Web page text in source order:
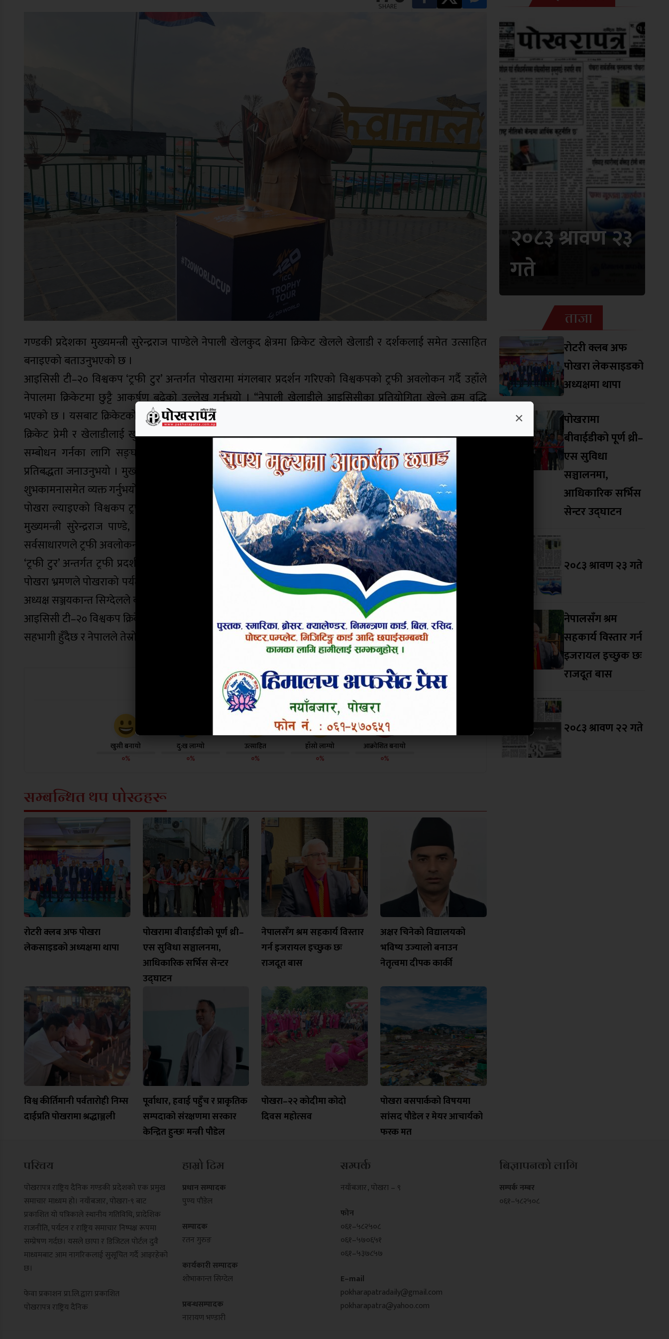
SHARE
गण्डकी प्रदेशका मुख्यमन्त्री सुरेन्द्रराज पाण्डेले नेपाली खेलकुद क्षेत्रमा क्रिकेट खेलले खेलाडी र दर्शकलाई समेत उत्साहित
बनाइएको बताउनुभएको छ ।
आइसिसी टी–२० विश्वकप ‘ट्रफी टुर’ अन्तर्गत पोखरामा मंगलबार प्रदर्शन गरिएको विश्वकपको ट्रफी अवलोकन गर्दै उहाँले
नेपालमा क्रिकेटमा छुट्टै आकर्षण बढेको उल्लेख गर्नुभयो । “नेपाली खेलाडीले आइसिसीका प्रतियोगिता खेल्ने क्रम वृद्धि
भएको छ । यसबाट क्रिकेटको छुट्टै क्रेज बढेको छ, यसबाट सबैलाई उत्साहित बनाएको छ । नेपालमा विश्वकप ट्रफी ल्याउनु
क्रिकेट प्रेमी र खेलाडीलाई खुसीको कुरा हो,” मुख्यमन्त्री पाण्डेले भन्नुभयो । युवाहरूको क्रिकेट खेलप्रतिको आकर्षणलाई
सम्बोधन गर्नका लागि सङ्घ सरकार प्रदेश सरकार मिलेर आधारभूत खेल पूर्वाधार विकासमा ध्यान दिनेसमेत उहाँले
प्रतिबद्धता जनाउनुभयो । मुख्यमन्त्री पाण्डेले आसन्न विश्वकपमा उत्कृष्ट प्रदर्शनका लागि नेपाली क्रिकेट टिमलाई सफलताको
शुभकामनासमेत व्यक्त गर्नुभयो ।
पोखरा ल्याइएको विश्वकप ट्रफी पोखरा रङ्गशालामासमेत प्रदर्शनका लागि राखिएको थियो । कार्यक्रममा गण्डकी प्रदेशका
मुख्यमन्त्री सुरेन्द्रराज पाण्डे, सामाजिक विकास युवा तथा खेलकुदमन्त्री विन्दुकुमार थापा, खेलकुदकर्मी, खेलाडी तथा
सर्वसाधारणले ट्रफी अवलोकन गर्नुभयो ।
‘ट्रफी टुर’ अन्तर्गत ट्रफी प्रदर्शन तथा दृश्यात्मक तस्बिर खिच्ने कार्यक्रम गरिएको थियो । आइसिसी टी–२० विश्वकप ट्रफीको
पोखरा भ्रमणले पोखराको पर्यटन प्रवद्र्धनसँगै क्रिकेटप्रतिको आकर्षण अझ बढ्ने विश्वास गरिएको प्रादेशिक क्रिकेट सङ्घका
अध्यक्ष सञ्जयकान्त सिग्देलले बताउनुभयो ।
आइसिसी टी–२० विश्वकप क्रिकेट आगामी फेब्रुअरी ७ देखि मार्च ८ सम्म भारत र श्रीलङ्कामा हुँदैछ । उक्त विश्वकपमा नेपाल पनि
सहभागी हुँदैछ र नेपालले तेस्रो पटक टी–२० विश्वकप खेल्दैछ । विश्वकप क्रिकेटको ट्रफी सोमबार नेपाल ल्याइएको हो ।
यो खबर पढेर तपाईलाई कस्तो लाग्यो ?
खुसी बनायो
०%
दु:ख लाग्यो
०%
उत्साहित
०%
हाँसो लाग्यो
०%
आक्रोशित बनायो
०%
सम्बन्धित थप पोस्टहरू
रोटरी क्लब अफ पोखरा
लेकसाइडको अध्यक्षमा थापा
पोखरामा बीवाईडीको पूर्ण थ्री–
एस सुविधा सञ्चालनमा,
आधिकारिक सर्भिस सेन्टर
उद्घाटन
नेपालसँग श्रम सहकार्य विस्तार
गर्न इजरायल इच्छुक छः
राजदूत बास
अक्षर चिनेको विद्यालयको
भविष्य उज्यालो बनाउन
नेतृत्वमा दीपक कार्की
विश्व कीर्तिमानी पर्वतारोही निम्स
दाईप्रति पोखरामा श्रद्धाञ्जली
पूर्वाधार, हवाई पहुँच र प्राकृतिक
सम्पदाको संरक्षणमा सरकार
केन्द्रित हुन्छः मन्त्री पौडेल
पोखरा–२२ कोदीमा कोदो
दिवस महोत्सव
पोखरा बसपार्कको विषयमा
सांसद पौडेल र मेयर आचार्यको
फरक मत
२०८३ श्रावण २३
गते
ताजा
रोटरी क्लब अफ
पोखरा लेकसाइडको
अध्यक्षमा थापा
पोखरामा
बीवाईडीको पूर्ण थ्री–
एस सुविधा
सञ्चालनमा,
आधिकारिक सर्भिस
सेन्टर उद्घाटन
२०८३ श्रावण २३ गते
नेपालसँग श्रम
सहकार्य विस्तार गर्न
इजरायल इच्छुक छः
राजदूत बास
२०८३ श्रावण २२ गते
परिचय
पोखरापत्र राष्ट्रिय दैनिक गण्डकी प्रदेशको एक प्रमुख
समाचार माध्यम हो। नयाँबजार, पोखरा-९ बाट
प्रकाशित यो पत्रिकाले स्थानीय गतिविधि, प्रादेशिक
राजनीति, पर्यटन र राष्ट्रिय समाचार निष्पक्ष रूपमा
सम्प्रेषण गर्दछ। यसले छापा र डिजिटल पोर्टल दुवै
माध्यमबाट आम नागरिकलाई सुसूचित गर्दै आइरहेको
छ।
फेवा प्रकाशन प्रा.लि.द्वारा प्रकाशित
पोखरापत्र राष्ट्रिय दैनिक
हाम्रो टिम
प्रधान सम्पादक
पुण्य पौडेल
सम्पादक
रतन गुरुङ
कार्यकारी सम्पादक
शोभाकान्त सिग्देल
प्रबन्धसम्पादक
नारायण भण्डारी
सम्पर्क
नयाँबजार , पोखरा – ९
फोन
०६१–५८२५०८
०६१–५७०६५१
०६१–५३७८५७
E–mail
pokharapatradaily@gmail.com
pokharapatra@yahoo.com
बिज्ञापनको लागि
सम्पर्क नम्बर
०६१–५८२५०८
×